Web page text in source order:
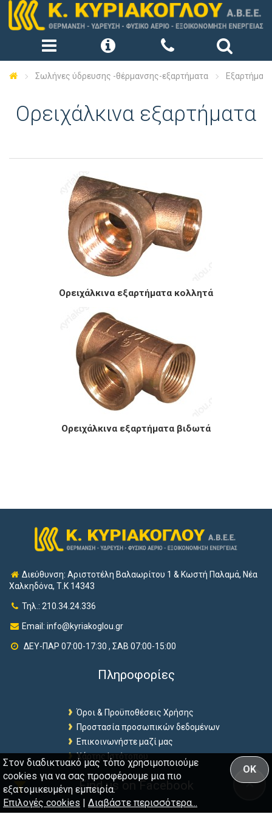
Σωλήνες ύδρευσης -θέρμανσης-εξαρτήματα
Ορειχάλκινα εξαρτήματα
Ορειχάλκινα εξαρτήματα κολλητά
Ορειχάλκινα εξαρτήματα βιδωτά
Διεύθυνση: Αριστοτέλη Βαλαωρίτου 1 & Κωστή Παλαμά, Νέα
Χαλκηδόνα, Τ.Κ 14343
Τηλ.: 210.34.24.336
Email: info@kyriakoglou.gr
ΔΕΥ-ΠΑΡ 07:00-17:30 , ΣΑΒ 07:00-15:00
Πληροφορίες
Όροι & Προϋποθέσεις Χρήσης
Προστασία προσωπικών δεδομένων
Επικοινωνήστε μαζί μας
Χάρτης Ιστότοπου
Find us on Facebook
OK
Στον διαδικτυακό μας τόπο χρησιμοποιούμε
cookies για να σας προσφέρουμε μια πιο
εξατομικευμένη εμπειρία.
Επιλογές cookies | Διαβάστε περισσότερα...